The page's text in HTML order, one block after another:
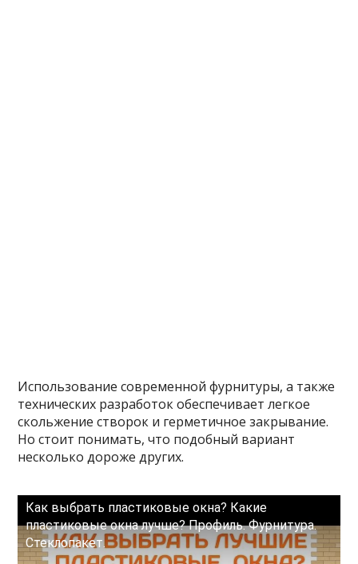
Использование современной фурнитуры, а также
технических разработок обеспечивает легкое
скольжение створок и герметичное закрывание.
Но стоит понимать, что подобный вариант
несколько дороже других.
Как выбрать пластиковые окна? Какие
пластиковые окна лучше? Профиль. Фурнитура.
Стеклопакет.